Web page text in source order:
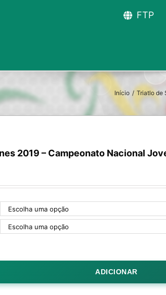
FTP
Início / Triatlo de
2019 – Campeonato Nacional
ADICIONAR